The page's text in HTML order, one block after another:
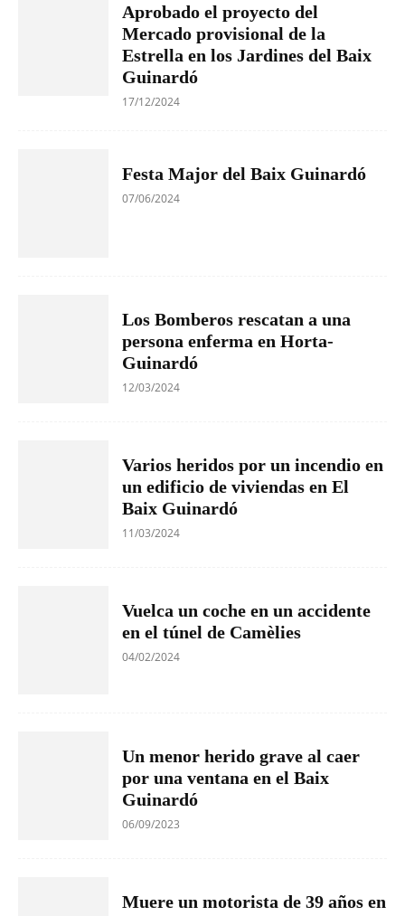
Aprobado el proyecto del
Mercado provisional de la
Estrella en los Jardines del Baix
Guinardó
17/12/2024
Festa Major del Baix Guinardó
07/06/2024
Los Bomberos rescatan a una
persona enferma en Horta-
Guinardó
12/03/2024
Varios heridos por un incendio en
un edificio de viviendas en El
Baix Guinardó
11/03/2024
Vuelca un coche en un accidente
en el túnel de Camèlies
04/02/2024
Un menor herido grave al caer
por una ventana en el Baix
Guinardó
06/09/2023
Muere un motorista de 39 años en